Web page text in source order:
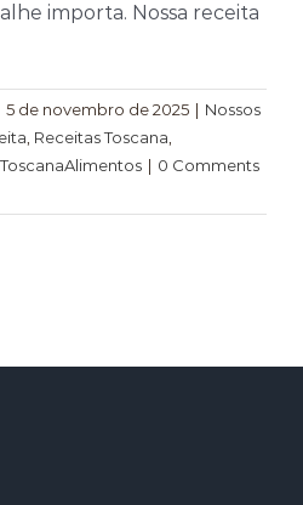
importa. Nossa receita
5 de novembro de 2025 | Nossos
Receitas Toscana
ToscanaAlimentos | 0 Comments